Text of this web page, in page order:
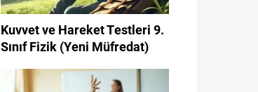
Kuvvet ve Hareket Testleri 9.
Sınıf Fizik (Yeni Müfredat)